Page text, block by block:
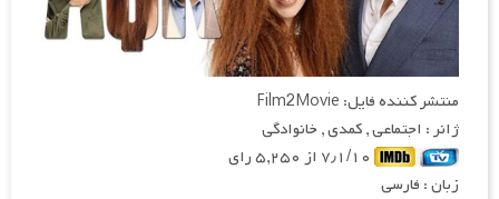
منتشر کننده فایل: Film2Movie
ژانر : اجتماعی , کمدی , خانوادگی
زبان : فارسی